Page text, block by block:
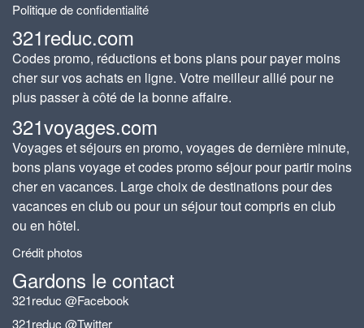
Politique de confidentialité
321reduc.com
Codes promo, réductions et bons plans pour payer moins
cher sur vos achats en ligne. Votre meilleur allié pour ne
plus passer à côté de la bonne affaire.
321voyages.com
Voyages et séjours en promo, voyages de dernière minute,
bons plans voyage et codes promo séjour pour partir moins
cher en vacances. Large choix de destinations pour des
vacances en club ou pour un séjour tout compris en club
ou en hôtel.
Crédit photos
Gardons le contact
321reduc @Facebook
321reduc @Twitter